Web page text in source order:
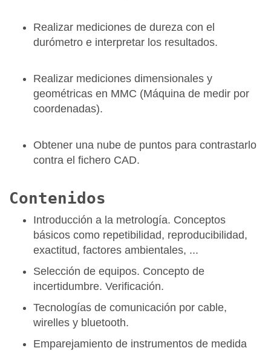
Realizar mediciones de dureza con el
durómetro e interpretar los resultados.
Realizar mediciones dimensionales y
geométricas en MMC (Máquina de medir por
coordenadas).
Obtener una nube de puntos para contrastarlo
contra el fichero CAD.
Contenidos
Introducción a la metrología. Conceptos
básicos como repetibilidad, reproducibilidad,
exactitud, factores ambientales, ...
Selección de equipos. Concepto de
incertidumbre. Verificación.
Tecnologías de comunicación por cable,
wirelles y bluetooth.
Emparejamiento de instrumentos de medida